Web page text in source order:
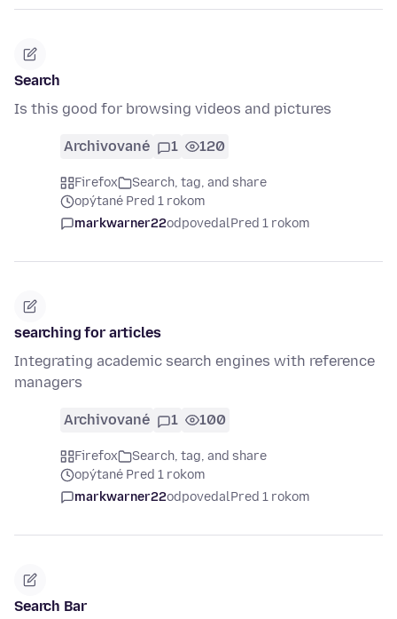
Search
Is this good for browsing videos and pictures
Archivované 1 120
Firefox
Search, tag, and share
opýtané Pred 1 rokom
markwarner22odpovedalPred 1 rokom
searching for articles
Integrating academic search engines with reference
managers
Archivované 1 100
Firefox
Search, tag, and share
opýtané Pred 1 rokom
markwarner22odpovedalPred 1 rokom
Search Bar